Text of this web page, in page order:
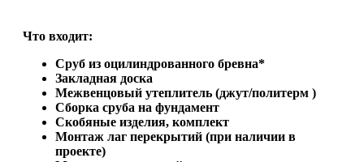
Что входит:
Сруб из оцилиндрованного бревна*
Закладная доска
Межвенцовый утеплитель (джут/политерм )
Сборка сруба на фундамент
Скобяные изделия, комплект
Монтаж лаг перекрытий (при наличии в
проекте)